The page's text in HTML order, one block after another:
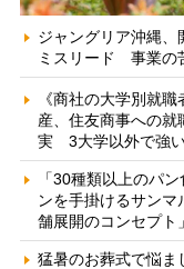
ジャングリア沖縄、
ミスリード 事業の
《商社の大学別就
産、住友商事への就
実 3大学以外で強
「30種類以上のパ
ンを手掛けるサン
舗展開のコンセプト
猛暑のお葬式で悩